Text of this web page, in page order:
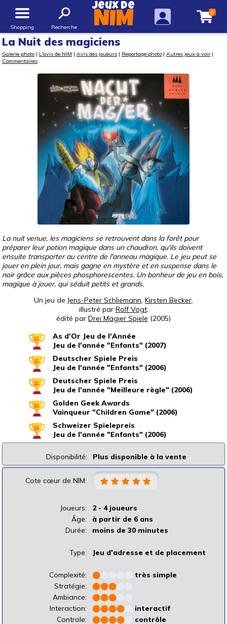
Shopping Recherche
Jeux de
NIM 0
La Nuit des magiciens
Galerie photo | L'avis de NIM | Avis des joueurs | Reportage photo | Autres jeux à voir |
Commentaires
La nuit venue, les magiciens se retrouvent dans la forêt pour
préparer leur potion magique dans un chaudron, qu'ils doivent
ensuite transporter au centre de l'anneau magique. Le jeu peut se
jouer en plein jour, mais gagne en mystère et en suspense dans le
noir grâce aux pièces phosphorescentes. Un bonheur de jeu en bois,
magique à jouer, qui séduit petits et grands.
Un jeu de Jens-Peter Schliemann, Kirsten Becker,
illustré par Rolf Vogt,
édité par Drei Magier Spiele (2005)
As d'Or Jeu de l'Année
Jeu de l'année "Enfants" (2007)
Deutscher Spiele Preis
Jeu de l'année "Enfants" (2006)
Deutscher Spiele Preis
Jeu de l'année "Meilleure règle" (2006)
Golden Geek Awards
Vainqueur "Children Game" (2006)
Schweizer Spielepreis
Jeu de l'année "Enfants" (2006)
Disponibilité: Plus disponible à la vente
Cote cœur de NIM:
Joueurs:
2 - 4 joueurs
Âge:
à partir de 6 ans
Durée:
moins de 30 minutes
Type: Jeu d'adresse et de placement
Complexité: ⬤
très simple
Stratégie:
⬤⬤⬤
Ambiance:
⬤⬤⬤
Interaction:
⬤⬤⬤⬤
interactif
Controle:
⬤⬤⬤⬤ contrôle